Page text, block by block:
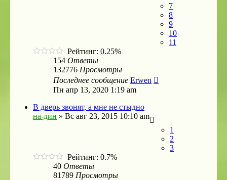
7
8
9
10
11
Рейтинг: 0.25%
154 Ответы
132776 Просмотры
Последнее сообщение Erwen
Пн апр 13, 2020 1:19 am
В дверь звонят, а мне не стыдно
на-дин » Вс авг 23, 2015 10:10 am
1
2
3
Рейтинг: 0.7%
40 Ответы
81789 Просмотры